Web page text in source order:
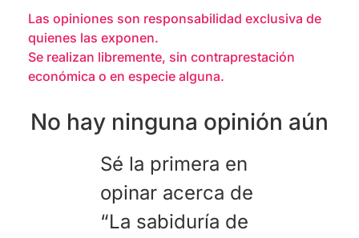
Las opiniones son responsabilidad exclusiva de
quienes las exponen.
Se realizan libremente, sin contraprestación
económica o en especie alguna.
No hay ninguna opinión aún
Sé la primera en
opinar acerca de
“La sabiduría de